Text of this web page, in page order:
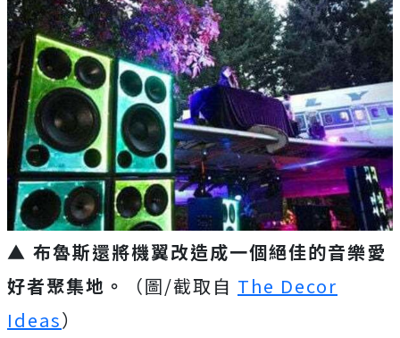
▲ 布魯斯還將機翼改造成一個絕佳的音樂愛
好者聚集地。
（圖/截取自 The Decor
Ideas）